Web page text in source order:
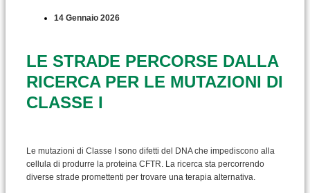
14 Gennaio 2026
LE STRADE PERCORSE DALLA
RICERCA PER LE MUTAZIONI DI
CLASSE I
Le mutazioni di Classe I sono difetti del DNA che impediscono alla
cellula di produrre la proteina CFTR. La ricerca sta percorrendo
diverse strade promettenti per trovare una terapia alternativa.